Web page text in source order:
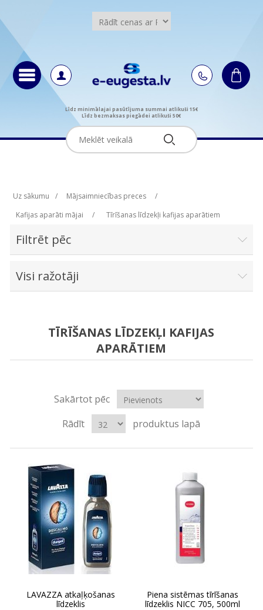
Līdz minimālajai pasūtījuma summai atlikuši 15€
Līdz bezmaksas piegādei atlikuši 50€
Uz sākumu / Mājsaimniecības preces
/
Kafijas aparāti mājai
/ Tīrīšanas līdzekļi kafijas aparātiem
Filtrēt pēc
Visi ražotāji
TĪRĪŠANAS LĪDZEKĻI KAFIJAS
APARĀTIEM
Sakārtot pēc
Rādīt
produktus lapā
LAVAZZA atkaļķošanas
līdzeklis
Piena sistēmas tīrīšanas
līdzeklis NICC 705, 500ml